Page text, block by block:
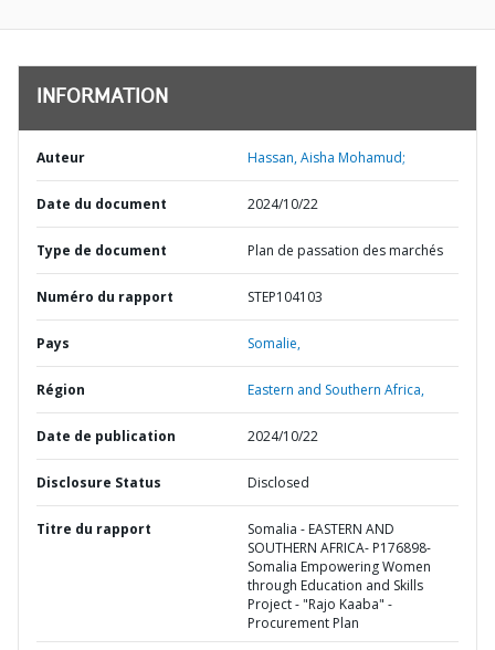
INFORMATION
Auteur Hassan, Aisha Mohamud;
Date du document 2024/10/22
Type de document Plan de passation des marchés
Numéro du rapport STEP104103
Pays Somalie,
Région Eastern and Southern Africa,
Date de publication 2024/10/22
Disclosure Status Disclosed
Titre du rapport
Somalia - EASTERN AND
SOUTHERN AFRICA- P176898-
Somalia Empowering Women
through Education and Skills
Project - "Rajo Kaaba" -
Procurement Plan